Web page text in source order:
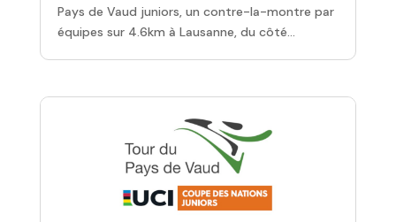
Pays de Vaud juniors, un contre-la-montre par
équipes sur 4.6km à Lausanne, du côté...